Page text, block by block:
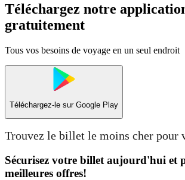
Téléchargez notre
gratuitement
Tous vos besoins de voyage en un seul endroit
Téléchargez-le sur Google Play
Trouvez le billet le moins cher pour
Sécurisez votre billet aujourd'hui et
meilleures offres!